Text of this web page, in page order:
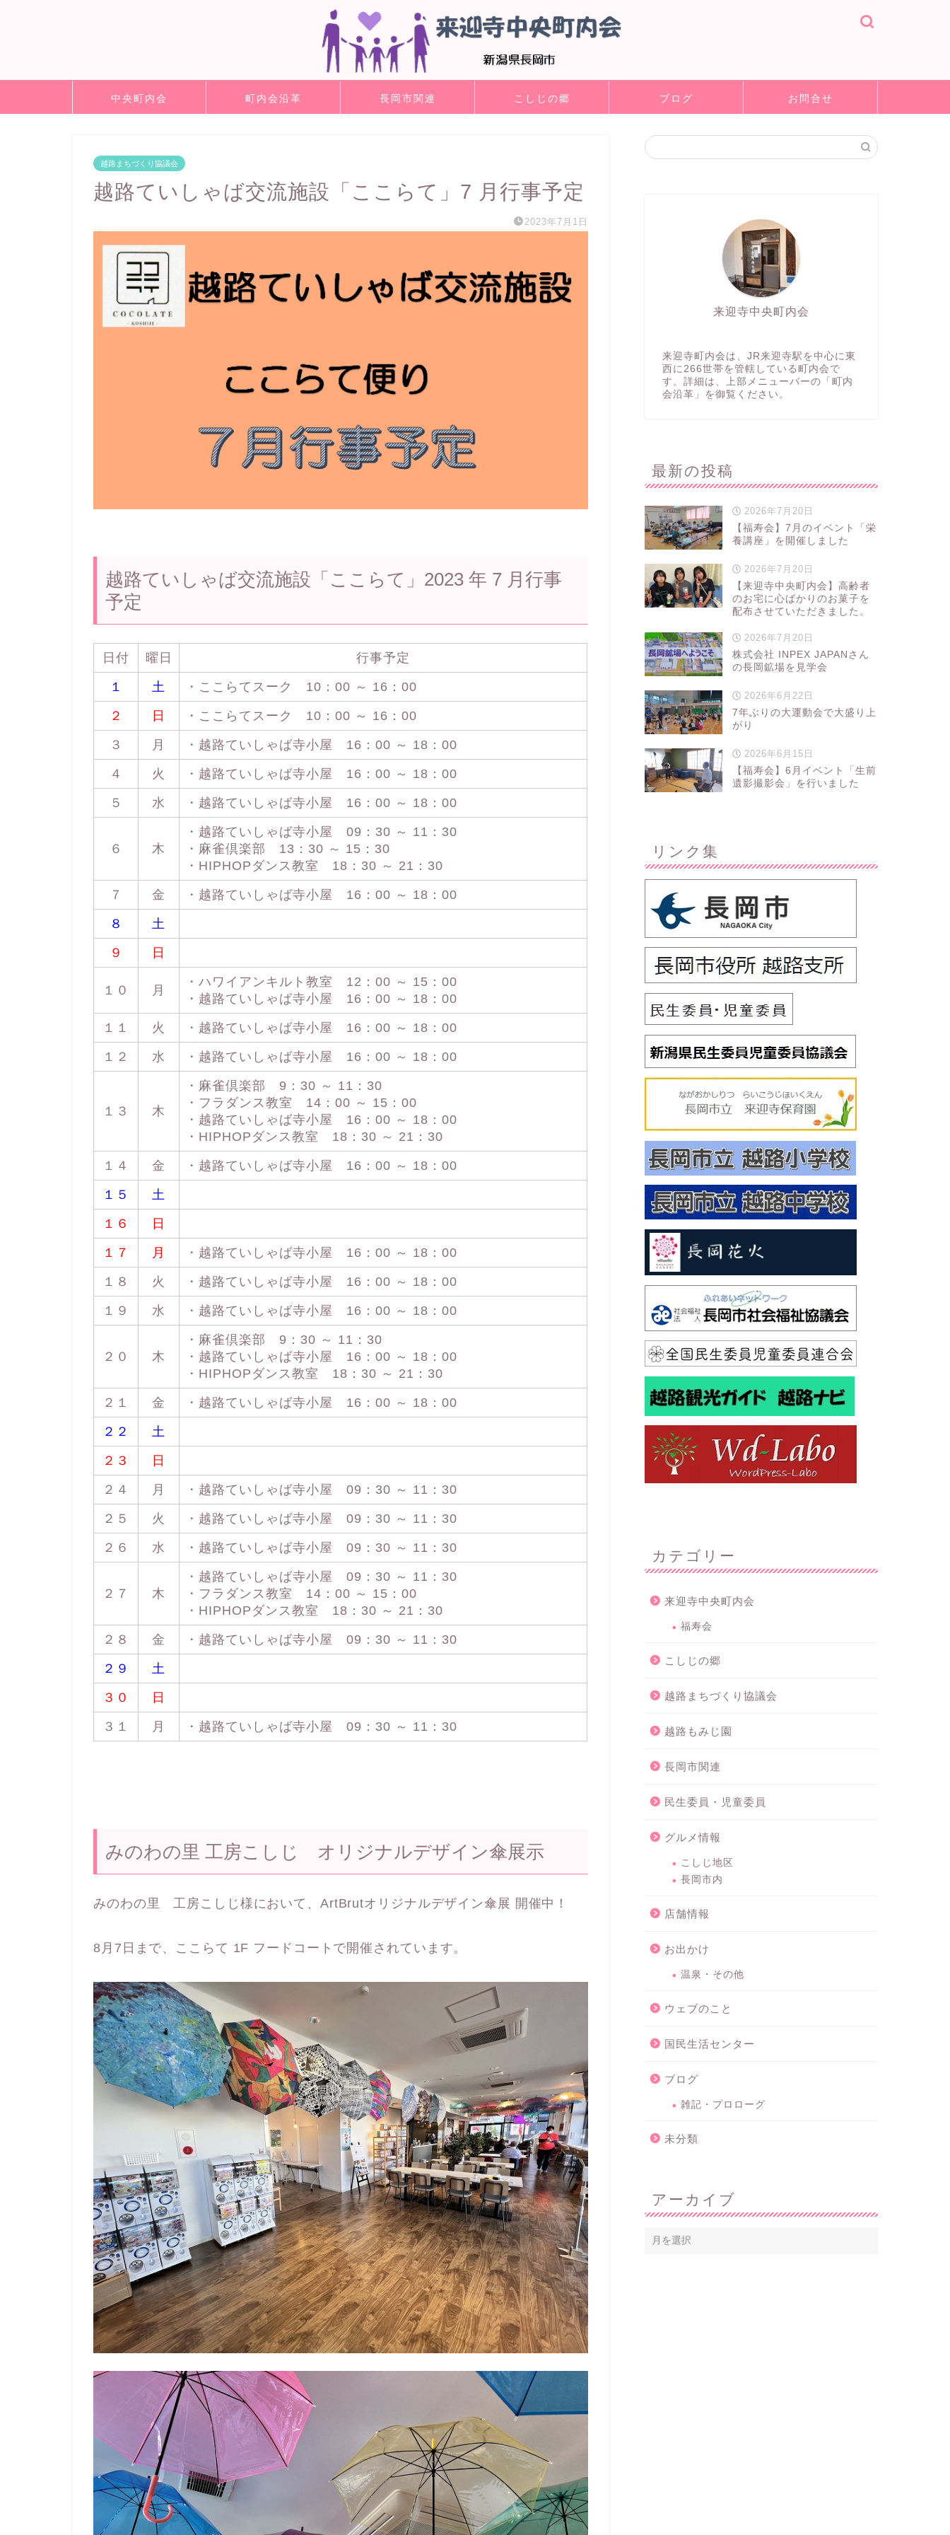
中央町内会 町内会沿革 長岡市関連 こしじの郷 ブログ お問合せ
越路まちづくり協議会
越路ていしゃば交流施設「ここらて」7 月行事予定
2023年7月1日
越路ていしゃば交流施設「ここらて」2023 年 7 月行事
予定
日付 曜日 行事予定
１ 土 ・ここらてスーク 10：00 ～ 16：00
２ 日 ・ここらてスーク 10：00 ～ 16：00
３ 月 ・越路ていしゃば寺小屋 16：00 ～ 18：00
４ 火 ・越路ていしゃば寺小屋 16：00 ～ 18：00
５ 水 ・越路ていしゃば寺小屋 16：00 ～ 18：00
６ 木
・越路ていしゃば寺小屋 09：30 ～ 11：30
・麻雀倶楽部 13：30 ～ 15：30
・HIPHOPダンス教室 18：30 ～ 21：30
７ 金 ・越路ていしゃば寺小屋 16：00 ～ 18：00
８ 土
９ 日
１０ 月
・ハワイアンキルト教室 12：00 ～ 15：00
・越路ていしゃば寺小屋 16：00 ～ 18：00
１１ 火 ・越路ていしゃば寺小屋 16：00 ～ 18：00
１２ 水 ・越路ていしゃば寺小屋 16：00 ～ 18：00
１３ 木
・麻雀倶楽部 9：30 ～ 11：30
・フラダンス教室 14：00 ～ 15：00
・越路ていしゃば寺小屋 16：00 ～ 18：00
・HIPHOPダンス教室 18：30 ～ 21：30
１４ 金 ・越路ていしゃば寺小屋 16：00 ～ 18：00
１５ 土
１６ 日
１７ 月 ・越路ていしゃば寺小屋 16：00 ～ 18：00
１８ 火 ・越路ていしゃば寺小屋 16：00 ～ 18：00
１９ 水 ・越路ていしゃば寺小屋 16：00 ～ 18：00
２０ 木
・麻雀倶楽部 9：30 ～ 11：30
・越路ていしゃば寺小屋 16：00 ～ 18：00
・HIPHOPダンス教室 18：30 ～ 21：30
２１ 金 ・越路ていしゃば寺小屋 16：00 ～ 18：00
２２ 土
２３ 日
２４ 月 ・越路ていしゃば寺小屋 09：30 ～ 11：30
２５ 火 ・越路ていしゃば寺小屋 09：30 ～ 11：30
２６ 水 ・越路ていしゃば寺小屋 09：30 ～ 11：30
２７ 木
・越路ていしゃば寺小屋 09：30 ～ 11：30
・フラダンス教室 14：00 ～ 15：00
・HIPHOPダンス教室 18：30 ～ 21：30
２８ 金 ・越路ていしゃば寺小屋 09：30 ～ 11：30
２９ 土
３０ 日
３１ 月 ・越路ていしゃば寺小屋 09：30 ～ 11：30
みのわの里 工房こしじ オリジナルデザイン傘展示
みのわの里 工房こしじ様において、ArtBrutオリジナルデザイン傘展 開催中！
8月7日まで、ここらて 1F フードコートで開催されています。
来迎寺中央町内会
来迎寺町内会は、JR来迎寺駅を中心に東
西に266世帯を管轄している町内会で
す。詳細は、上部メニューバーの「町内
会沿革」を御覧ください。
最新の投稿
2026年7月20日
【福寿会】7月のイベント「栄
養講座」を開催しました
2026年7月20日
【来迎寺中央町内会】高齢者
のお宅に心ばかりのお菓子を
配布させていただきました。
2026年7月20日
株式会社 INPEX JAPANさん
の長岡鉱場を見学会
2026年6月22日
7年ぶりの大運動会で大盛り上
がり
2026年6月15日
【福寿会】6月イベント「生前
遺影撮影会」を行いました
リンク集
カテゴリー
来迎寺中央町内会
福寿会
こしじの郷
越路まちづくり協議会
越路もみじ園
長岡市関連
民生委員・児童委員
グルメ情報
こしじ地区
長岡市内
店舗情報
お出かけ
温泉・その他
ウェブのこと
国民生活センター
ブログ
雑記・プロローグ
未分類
アーカイブ